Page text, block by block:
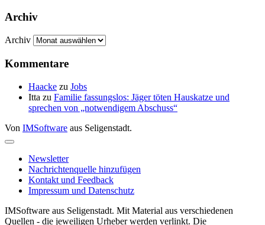
Archiv
Archiv
Kommentare
Haacke zu Jobs
Itta zu Familie fassungslos: Jäger töten Hauskatze und
sprechen von „notwendigem Abschuss“
Von IMSoftware aus Seligenstadt.
Newsletter
Nachrichtenquelle hinzufügen
Kontakt und Feedback
Impressum und Datenschutz
IMSoftware aus Seligenstadt. Mit Material aus verschiedenen
Quellen - die jeweiligen Urheber werden verlinkt. Die